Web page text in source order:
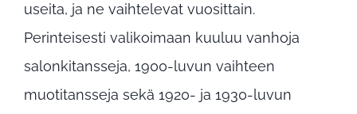
useita, ja ne vaihtelevat vuosittain.
Perinteisesti valikoimaan kuuluu vanhoja
salonkitansseja, 1900-luvun vaihteen
muotitansseja sekä 1920- ja 1930-luvun